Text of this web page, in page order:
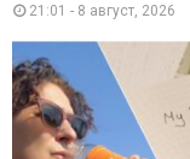
21:01 - 8 август, 2026